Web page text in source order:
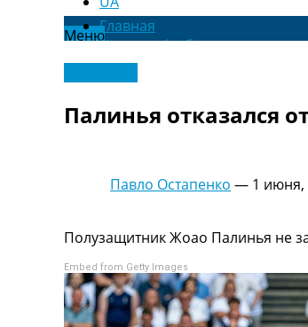
МенюГлавная
Новости футбола
Видео
Трансферы
Последние комментарии
Рейтинги
Турниры
Чемпионат Мира
Украина. Премьер-Лига
Украина. Первая Лига
Лига Чемпионов
Палинья отказался
Павло Остапенко — 1 июня,
Полузащитник Жоао Палинья не
Embed from Getty Images